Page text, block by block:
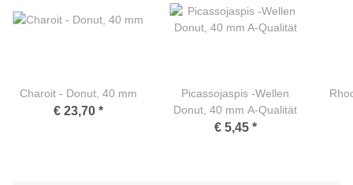
Charoit - Donut, 40 mm
€ 23,70 *
Picassojaspis -Wellen
Donut, 40 mm A-Qualität
€ 5,45 *